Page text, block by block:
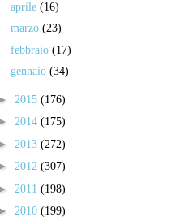
aprile (16)
marzo (23)
febbraio (17)
gennaio (34)
2015 (176)
2014 (175)
2013 (272)
2012 (307)
2011 (198)
2010 (199)